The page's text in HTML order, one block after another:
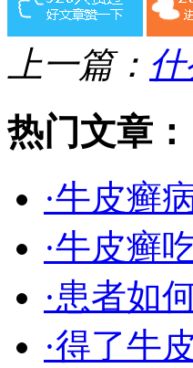
上一篇：
热门文章：
·牛皮癣
·牛皮癣
·患者如
·得了牛